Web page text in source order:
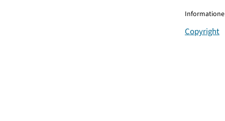
Copyright